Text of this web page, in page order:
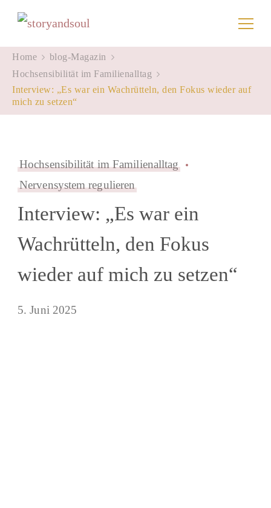
storyandsoul
Home
blog-Magazin
Hochsensibilität im Familienalltag
Interview: „Es war ein Wachrütteln, den Fokus wieder auf
mich zu setzen“
Hochsensibilität im Familienalltag
Nervensystem regulieren
Interview: „Es war ein
Wachrütteln, den Fokus
wieder auf mich zu setzen“
5. Juni 2025